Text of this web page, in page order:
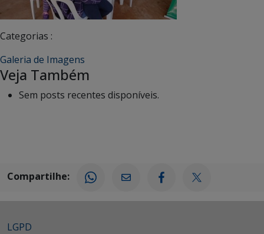
Categorias :
Galeria de Imagens
Veja Também
Sem posts recentes disponíveis.
Compartilhe:
LGPD